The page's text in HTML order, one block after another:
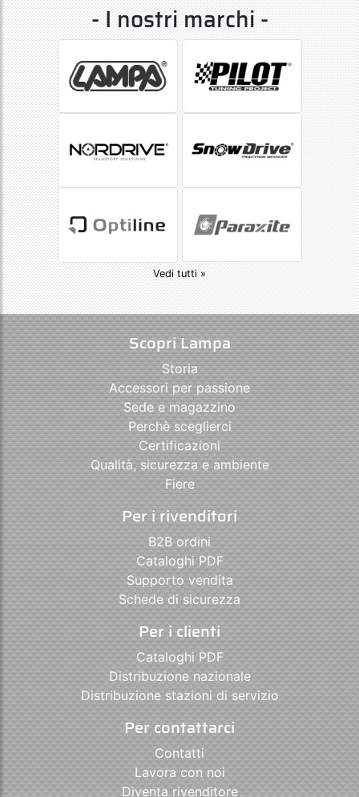
- I nostri marchi -
Vedi tutti »
Scopri Lampa
Storia
Accessori per passione
Sede e magazzino
Perchè sceglierci
Certificazioni
Qualità, sicurezza e ambiente
Fiere
Per i rivenditori
B2B ordini
Cataloghi PDF
Supporto vendita
Schede di sicurezza
Per i clienti
Cataloghi PDF
Distribuzione nazionale
Distribuzione stazioni di servizio
Per contattarci
Contatti
Lavora con noi
Diventa rivenditore